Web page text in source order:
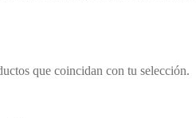
que coincidan con tu selección.